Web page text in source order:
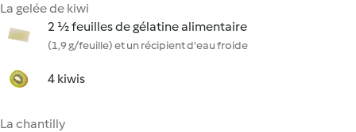
La gelée de kiwi
2 ½ feuilles de gélatine alimentaire
(1,9 g/feuille) et un récipient d'eau froide
4 kiwis
La chantilly